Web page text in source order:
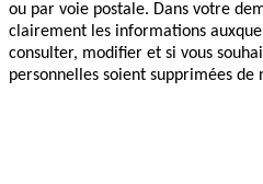
ou par voie postale. Dans votre
clairement les informations
consulter, modifier et si vous
personnelles soient supprimées de